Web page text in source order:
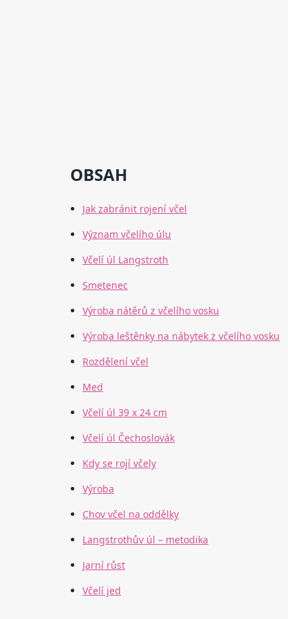
OBSAH
Jak zabránit rojení včel
Význam včelího úlu
Včelí úl Langstroth
Smetenec
Výroba nátěrů z včelího vosku
Výroba leštěnky na nábytek z včelího vosku
Rozdělení včel
Med
Včelí úl 39 x 24 cm
Včelí úl Čechoslovák
Kdy se rojí včely
Výroba
Chov včel na oddělky
Langstrothův úl – metodika
Jarní růst
Včelí jed